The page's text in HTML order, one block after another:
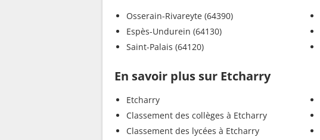
Osserain-Rivareyte (64390)
Espès-Undurein (64130)
Saint-Palais (64120)
En savoir plus sur Etcharry
Etcharry
Classement des collèges à Etcharry
Classement des lycées à Etcharry